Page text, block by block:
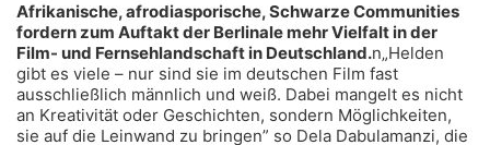
Afrikanische, afrodiasporische, Schwarze Communities
fordern zum Auftakt der Berlinale mehr Vielfalt in der
Film- und Fernsehlandschaft in Deutschland.n„Helden
gibt es viele – nur sind sie im deutschen Film fast
ausschließlich männlich und weiß. Dabei mangelt es nicht
an Kreativität oder Geschichten, sondern Möglichkeiten,
sie auf die Leinwand zu bringen” so Dela Dabulamanzi, die